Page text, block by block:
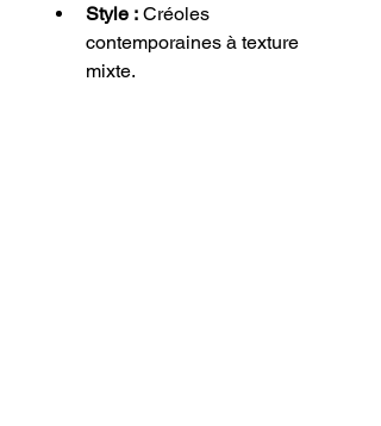
Style : Créoles
contemporaines à texture
mixte.